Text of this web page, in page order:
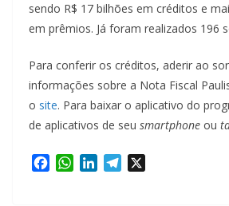
sendo R$ 17 bilhões em créditos e
em prêmios. Já foram realizados 196
Para conferir os créditos, aderir ao
informações sobre a Nota Fiscal
o site. Para baixar o aplicativo do
de aplicativos de seu smartphone ou
W